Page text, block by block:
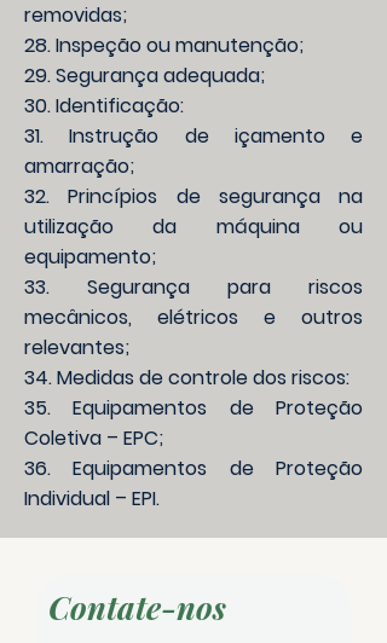
removidas;
28. Inspeção ou manutenção;
29. Segurança adequada;
30. Identificação:
31. Instrução de içamento e
amarração;
32. Princípios de segurança na
utilização da máquina ou
equipamento;
33. Segurança para riscos
mecânicos, elétricos e outros
relevantes;
34. Medidas de controle dos riscos:
35. Equipamentos de Proteção
Coletiva – EPC;
36. Equipamentos de Proteção
Individual – EPI.
Contate-nos